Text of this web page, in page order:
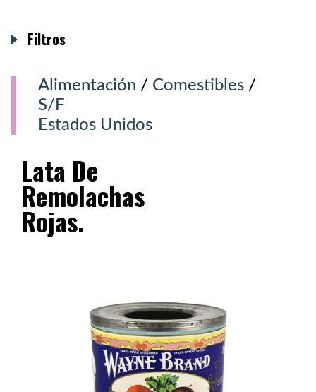
Alimentación / Comestibles /
S/F
Estados Unidos
Lata De
Remolachas
Rojas.
Filtros